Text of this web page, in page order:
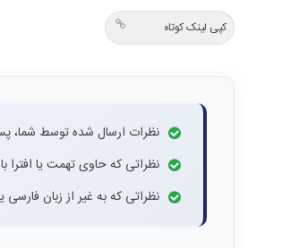
کپی لینک کوتاه
نظرات ارسال شده توسط شما،
نظراتی که حاوی تهمت یا
نظراتی که به غیر از زبان